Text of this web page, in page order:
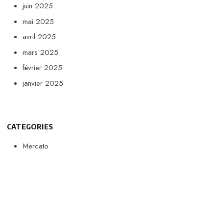
juin 2025
mai 2025
avril 2025
mars 2025
février 2025
janvier 2025
CATEGORIES
Mercato